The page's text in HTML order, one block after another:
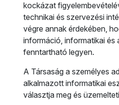
kockázat
technikai és szervezési
végre annak érdekében,
információ, informatikai és
fenntartható legyen.
A Társaság a személyes
alkalmazott informatikai
választja meg és